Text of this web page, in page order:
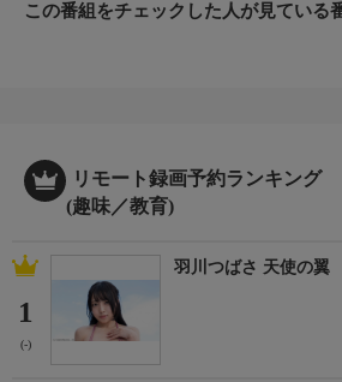
この番組をチェックした人が見ている
リモート録画予約ランキング
(趣味／教育)
1
(-)
羽川つばさ 天使の翼